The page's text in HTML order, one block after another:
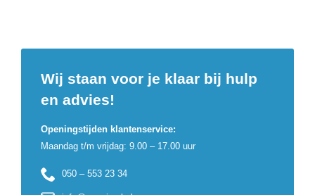
Wij staan voor je klaar bij hulp
en advies!
Openingstijden klantenservice:
Maandag t/m vrijdag: 9.00 – 17.00 uur
050 – 553 23 34